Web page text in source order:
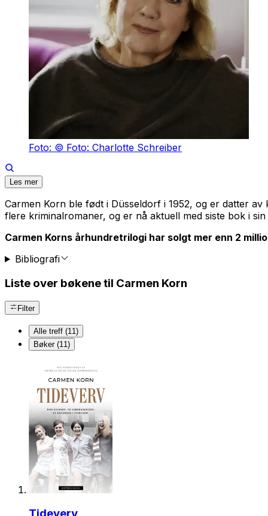
Foto: © Foto: Charlotte Schreiber
Les mer
Carmen Korn ble født i Düsseldorf i 1952, og er datter
flere kriminalromaner, og er nå aktuell med siste bok i
Carmen Korns århundretrilogi har solgt mer enn 2
Bibliografi
Liste over bøkene til Carmen Korn
Filter
Alle treff (11)
Bøker (11)